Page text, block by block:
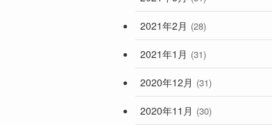
2021年2月 (28)
2021年1月 (31)
2020年12月 (31)
2020年11月 (30)